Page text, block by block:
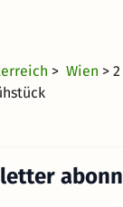
> Wien >